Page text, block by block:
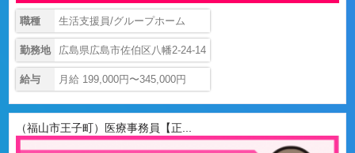
職種 生活支援員/グループホーム
勤務地 広島県広島市佐伯区八幡2-24-14
給与 月給 199,000円〜345,000円
（福山市王子町）医療事務員【正...